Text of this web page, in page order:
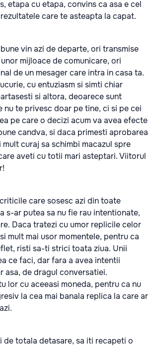
etapa cu etapa, convins ca asa e cel
care te asteapta la capat.
vin azi de departe, ori transmise
mijloace de comunicare, ori
de un mesager care intra in casa ta.
cu entuziasm si simti chiar
si altora, deoarece sunt
nu te privesc doar pe tine, ci si pe cei
pe care o decizi acum va avea efecte
candva, si daca primesti aprobarea
mult curaj sa schimbi macazul spre
aveti cu totii mari asteptari. Viitorul
care sosesc azi din toate
s-ar putea sa nu fie rau intentionate,
Daca tratezi cu umor replicile celor
mult mai usor momentele, pentru ca
risti sa-ti strici toata ziua. Unii
ce faci, dar fara a avea intentii
asa, de dragul conversatiei.
lor cu aceeasi moneda, pentru ca nu
la cea mai banala replica la care ar
de totala detasare, sa iti recapeti o